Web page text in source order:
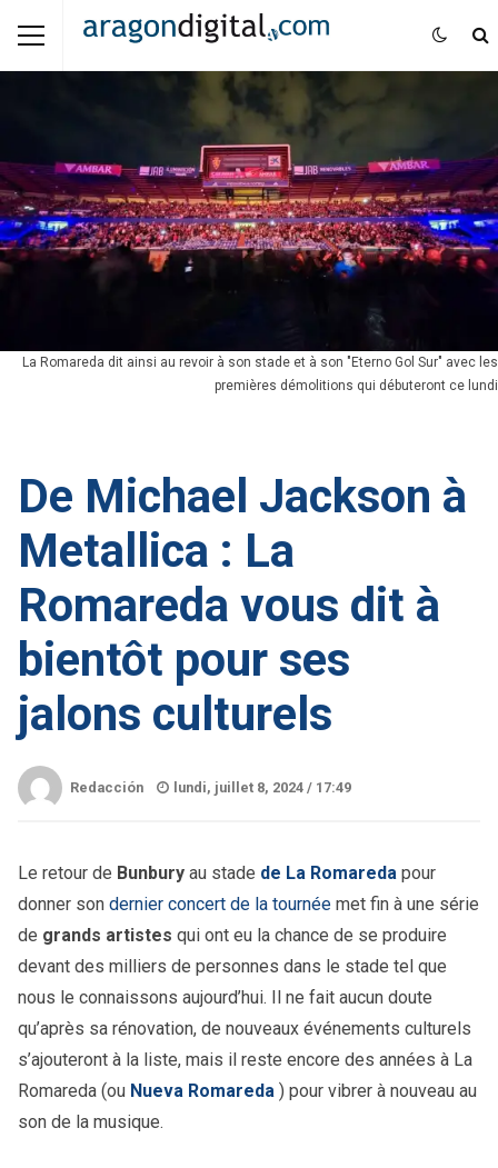
La Romareda dit ainsi au revoir à son stade et à son "Eterno Gol Sur" avec les
premières démolitions qui débuteront ce lundi
De Michael Jackson à
Metallica : La
Romareda vous dit à
bientôt pour ses
jalons culturels
Redacción lundi, juillet 8, 2024 / 17:49
Le retour de Bunbury au stade de La Romareda pour
donner son dernier concert de la tournée met fin à une série
de grands artistes qui ont eu la chance de se produire
devant des milliers de personnes dans le stade tel que
nous le connaissons aujourd’hui. Il ne fait aucun doute
qu’après sa rénovation, de nouveaux événements culturels
s’ajouteront à la liste, mais il reste encore des années à La
Romareda (ou Nueva Romareda ) pour vibrer à nouveau au
son de la musique.